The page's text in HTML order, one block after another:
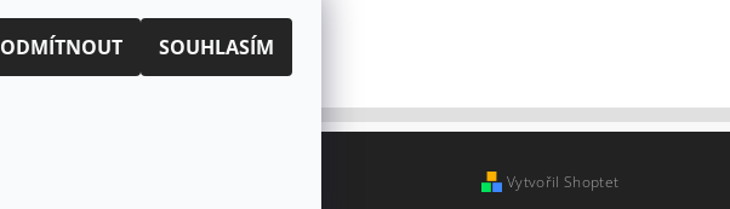
Vytvořil Shoptet
ODMÍTNOUT SOUHLASÍM